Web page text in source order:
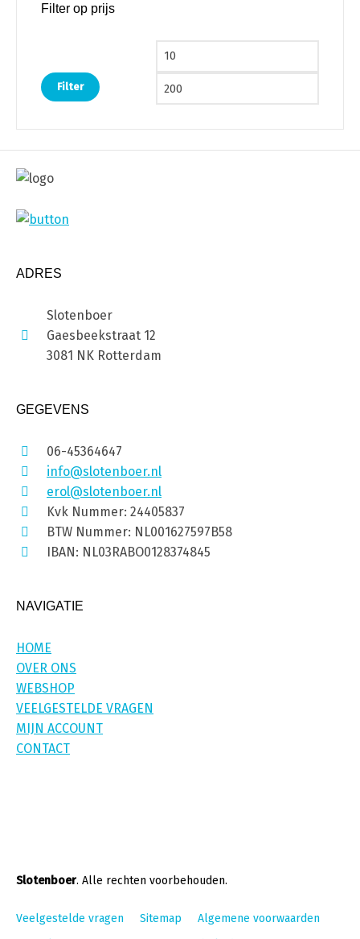
Filter op prijs
Min. prijs
Filter
ADRES
Slotenboer
Gaesbeekstraat 12
3081 NK Rotterdam
GEGEVENS
06-45364647
info@slotenboer.nl
erol@slotenboer.nl
Kvk Nummer: 24405837
BTW Nummer: NL001627597B58
IBAN: NL03RABO0128374845
NAVIGATIE
HOME
OVER ONS
WEBSHOP
VEELGESTELDE VRAGEN
MIJN ACCOUNT
CONTACT
Slotenboer. Alle rechten voorbehouden.
Veelgestelde vragen Sitemap
Algemene voorwaarden